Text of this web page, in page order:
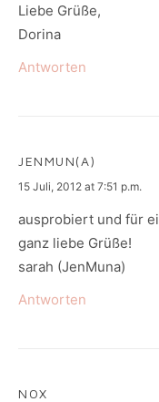
Liebe Grüße,
Dorina
Antworten
JENMUN(A)
says:
15 Juli, 2012 at 7:51 p.m.
ausprobiert und für
ganz liebe Grüße!
sarah (JenMuna)
Antworten
NOX